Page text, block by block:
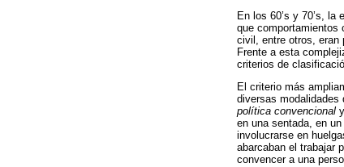
En los 60’s y 70’s,
que comportamientos
civil, entre otros, eran
Frente a esta
criterios de
El criterio más
diversas modalidades
política convencional y
en una sentada, en
involucrarse en
abarcaban el trabajar
convencer a una